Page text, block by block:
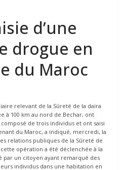
d’une
drogue en
du Maroc
relevant de la Sûreté de la daïra
à 100 km au nord de Bechar, ont
de trois individus et ont saisi
du Maroc, a indiqué, mercredi, la
relations publiques de la Sûreté de
opération a été déclenchée à la
par un citoyen ayant remarqué des
individus dans une habitation en